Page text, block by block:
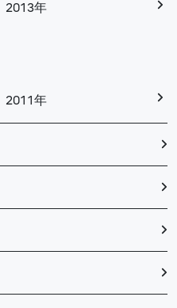
2013年
2011年